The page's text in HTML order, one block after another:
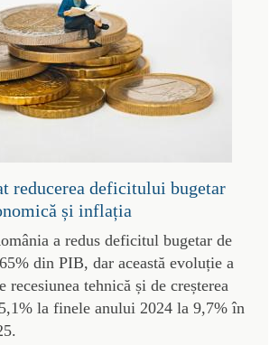
reducerea deficitului bugetar
și inflația
a redus deficitul bugetar de
din PIB, dar această evoluție a
recesiunea tehnică și de creșterea
la finele anului 2024 la 9,7% în